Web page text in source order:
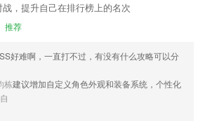
，随时查看到更多的练习的情况；
常口语等免费海量在线精品外语学习课程，随
效，更好的了解随时在线上进行学习网课知识
好者而生，无论您是已经得道的大神还是初出
可拒绝的节奏工具。
，提升自己在排行榜上的名次
推荐
好难啊，一直打不过，有没有什么攻略可以分
栋建议增加自定义角色外观和装备系统，个性化